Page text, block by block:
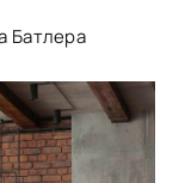
Батлера